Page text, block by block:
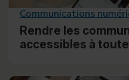
Communications
Rendre les
accessibles à